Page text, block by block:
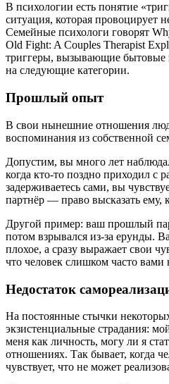
В психологии есть понятие
ситуация, которая провоцирует
Семейные психологи говорят
Old Fight: A Couples Therapist
триггеры, вызывающие бытовые
на следующие категории.
Прошлый опыт
В свои нынешние отношения
воспоминания из собственной
Допустим, вы много лет
когда кто-то поздно приходил с
задерживаетесь сами, вы
партнёр — право высказать ему,
Другой пример: ваш прошлый
потом взрывался из-за ерунды.
плохое, а сразу выражает свои
что человек слишком часто вами
Недостаток
На постоянные стычки
экзистенциальные страдания:
меня как личность, могу ли я
отношениях. Так бывает, когда
чувствует, что не может